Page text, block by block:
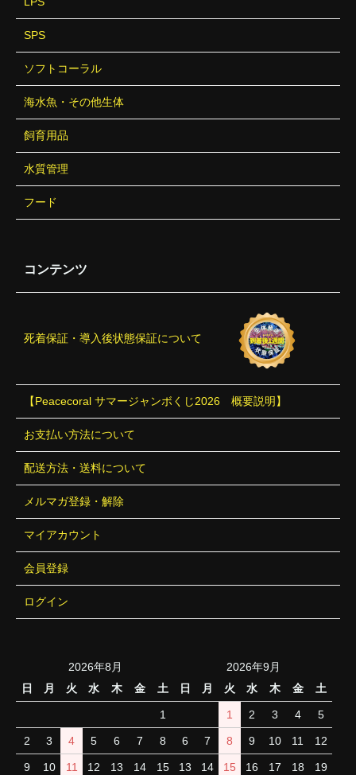
SPS
ソフトコーラル
海水魚・その他生体
飼育用品
水質管理
フード
コンテンツ
死着保証・導入後状態保証について
【Peacecoral サマージャンボくじ2026 概要説明】
お支払い方法について
配送方法・送料について
メルマガ登録・解除
マイアカウント
会員登録
ログイン
2026年8月
日
月 火 水 木 金 土
1
2 3 4 5 6 7 8
9 10 11 12 13 14 15
2026年9月
日
月 火 水 木 金 土
1 2 3 4 5
6 7 8 9 10 11 12
13 14 15 16 17 18 19